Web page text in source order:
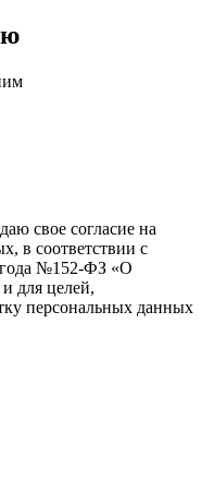
свое согласие на
в соответствии с
года №152-ФЗ «О
для целей,
персональных данных